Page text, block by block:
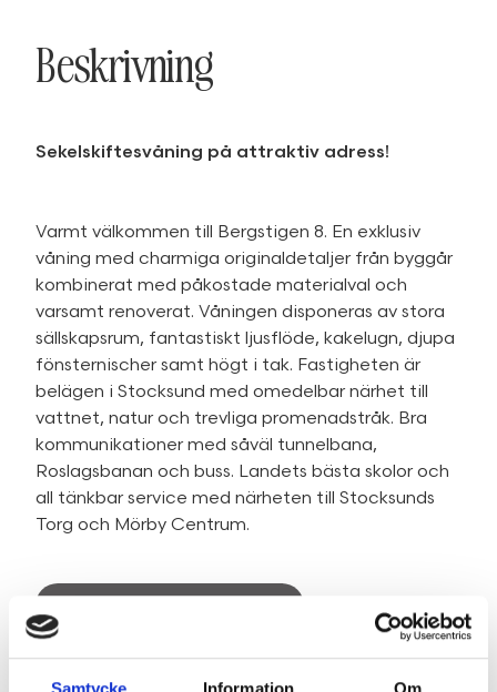
Samtycke Information Om
Beskrivning
Sekelskiftesvåning på attraktiv adress!
Varmt välkommen till Bergstigen 8. En exklusiv
våning med charmiga originaldetaljer från byggår
kombinerat med påkostade materialval och
varsamt renoverat. Våningen disponeras av stora
sällskapsrum, fantastiskt ljusflöde, kakelugn, djupa
fönsternischer samt högt i tak. Fastigheten är
belägen i Stocksund med omedelbar närhet till
vattnet, natur och trevliga promenadstråk. Bra
kommunikationer med såväl tunnelbana,
Roslagsbanan och buss. Landets bästa skolor och
all tänkbar service med närheten till Stocksunds
Torg och Mörby Centrum.